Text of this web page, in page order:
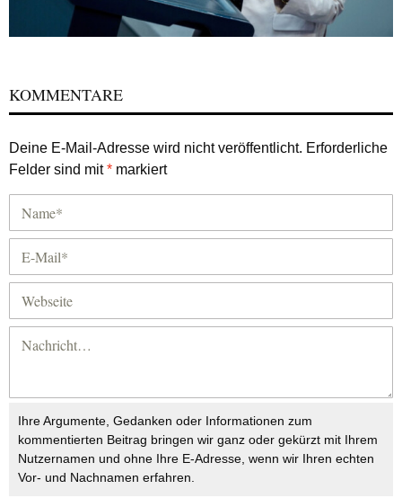
KOMMENTARE
Deine E-Mail-Adresse wird nicht veröffentlicht. Erforderliche
Felder sind mit* markiert
Ihre Argumente, Gedanken oder Informationen zum
kommentierten Beitrag bringen wir ganz oder gekürzt mit Ihrem
Nutzernamen und ohne Ihre E-Adresse, wenn wir Ihren echten
Vor- und Nachnamen erfahren.